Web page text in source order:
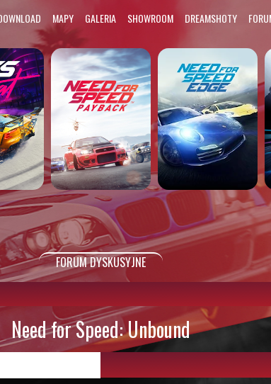
MAPY GALERIA SHOWROOM DREAMSHOTY
FORUM DYSKUSYJNE
Need for Speed: Unbound